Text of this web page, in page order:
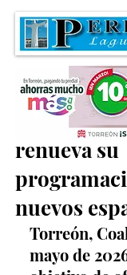
Torreón
renueva su
nuevos
Torreón,
mayo de